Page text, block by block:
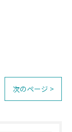
次のページ >